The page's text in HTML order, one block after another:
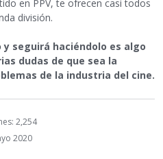
en PPV, te ofrecen casi todos
división.
y seguirá haciéndolo es algo
dudas de que sea la
de la industria del cine.
2,254
2020